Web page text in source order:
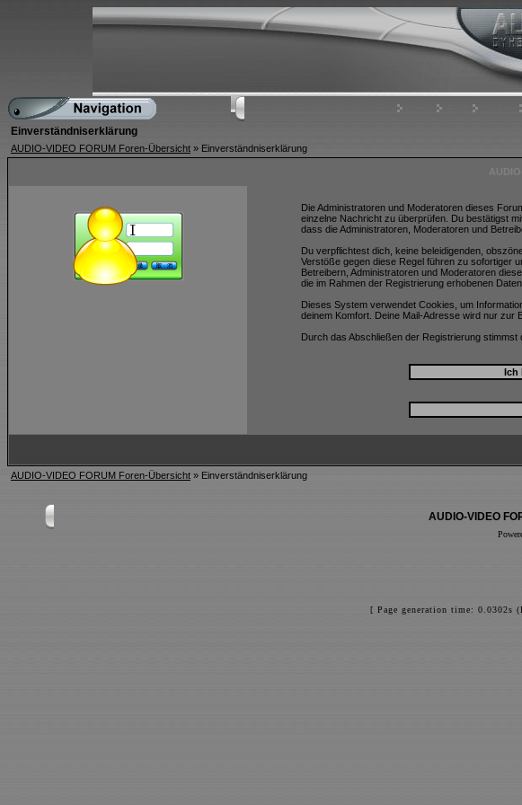
Einverständniserklärung
AUDIO-VIDEO FORUM Foren-Übersicht » Einverständniserklärung
Die Administratoren und Moderatoren dieses
einzelne Nachricht zu überprüfen. Du bestätigst
dass die Administratoren, Moderatoren und
Du verpflichtest dich, keine beleidigenden,
Verstöße gegen diese Regel führen zu sofortiger
Betreibern, Administratoren und Moderatoren
die im Rahmen der Registrierung erhobenen
Dieses System verwendet Cookies, um
deinem Komfort. Deine Mail-Adresse wird nur zur
Durch das Abschließen der Registrierung stimmst
AUDIO-VIDEO FORUM Foren-Übersicht » Einverständniserklärung
AUDIO-VIDEO
[ Page generation time: 0.0302s